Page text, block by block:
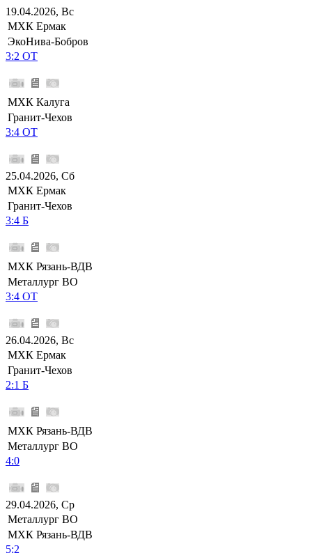
19.04.2026, Вс
МХК Ермак
ЭкоНива-Бобров
3:2 ОТ
МХК Калуга
Гранит-Чехов
3:4 ОТ
25.04.2026, Сб
МХК Ермак
Гранит-Чехов
3:4 Б
МХК Рязань-ВДВ
Металлург ВО
3:4 ОТ
26.04.2026, Вс
МХК Ермак
Гранит-Чехов
2:1 Б
МХК Рязань-ВДВ
Металлург ВО
4:0
29.04.2026, Ср
Металлург ВО
МХК Рязань-ВДВ
5:2